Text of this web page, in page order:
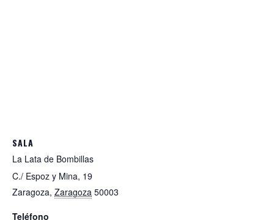
SALA
La Lata de Bombillas
C./ Espoz y Mina, 19
Zaragoza, Zaragoza 50003
Teléfono